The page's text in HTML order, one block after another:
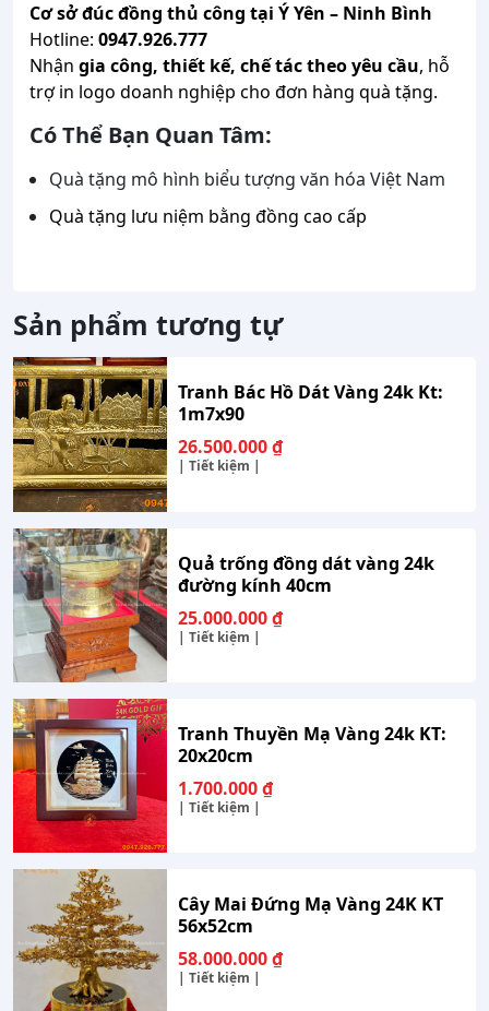
Cơ sở đúc đồng thủ công tại Ý Yên – Ninh Bình
Hotline: 0947.926.777
Nhận gia công, thiết kế, chế tác theo yêu cầu, hỗ
trợ in logo doanh nghiệp cho đơn hàng quà tặng.
Có Thể Bạn Quan Tâm:
Quà tặng mô hình biểu tượng văn hóa Việt Nam
Quà tặng lưu niệm bằng đồng cao cấp
Sản phẩm tương tự
Tranh Bác Hồ Dát Vàng 24k Kt:
1m7x90
26.500.000₫
| Tiết kiệm |
Quả trống đồng dát vàng 24k
đường kính 40cm
25.000.000₫
| Tiết kiệm |
Tranh Thuyền Mạ Vàng 24k KT:
20x20cm
1.700.000₫
| Tiết kiệm |
Cây Mai Đứng Mạ Vàng 24K KT
56x52cm
58.000.000₫
| Tiết kiệm |